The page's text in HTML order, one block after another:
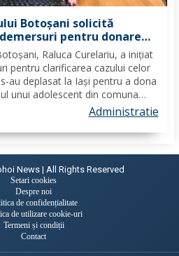
Botoșani solicită
pentru donarea
la Botoșani în cazul
Tudora
Raluca Curelariu, a inițiat
pentru clarificarea cazului celor
au deplasat la Iași pentru a dona
unui adolescent din comuna
dona. Au fost transmise
Administratie
News | All Rights Reserved
Setari cookies
Despre noi
de confidențialitate
de utilizare cookie-uri
Termeni și condiții
Contact